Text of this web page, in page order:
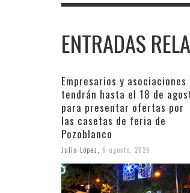
ENTRADAS
Empresarios y asociaciones
tendrán hasta el 18 de
para presentar ofertas por
las casetas de feria de
Pozoblanco
Julia López 6 agosto, 2026